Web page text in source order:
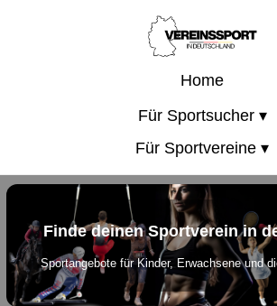
Home
Für Sportsucher ▾
Für Sportvereine ▾
Finde deinen Sportverein in
Sportangebote für Kinder, Erwachsene und